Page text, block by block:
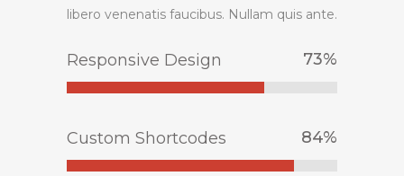
libero venenatis faucibus. Nullam quis ante.
Responsive Design 73%
Custom Shortcodes 84%